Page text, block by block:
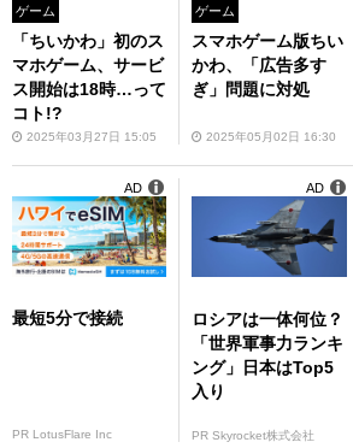
ゲーム
「ちいかわ」初のス
マホゲーム、サービ
ス開始は18時…って
コト!?
2025年03月27日 15:05
ゲーム
スマホゲーム版ちい
かわ、「広告多す
ぎ」問題に対処
2025年05月02日 16:30
最短5分で接続
PR LotusFlare Inc
AD
ロシアは一体何位？
「世界軍事力ランキ
ング」日本はTop5
入り
PR Skyrocket株式会社
AD